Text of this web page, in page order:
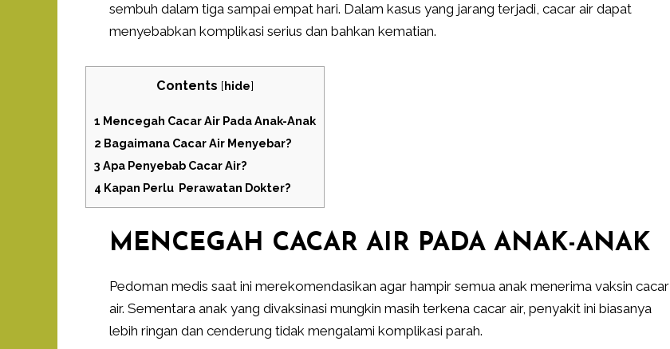
sembuh dalam tiga sampai empat hari. Dalam kasus yang jarang terjadi, cacar air dapat
menyebabkan komplikasi serius dan bahkan kematian.
Contents [hide]
1 Mencegah Cacar Air Pada Anak-Anak
2 Bagaimana Cacar Air Menyebar?
3 Apa Penyebab Cacar Air?
4 Kapan Perlu Perawatan Dokter?
MENCEGAH CACAR AIR PADA ANAK-ANAK
Pedoman medis saat ini merekomendasikan agar hampir semua anak menerima vaksin cacar
air. Sementara anak yang divaksinasi mungkin masih terkena cacar air, penyakit ini biasanya
lebih ringan dan cenderung tidak mengalami komplikasi parah.